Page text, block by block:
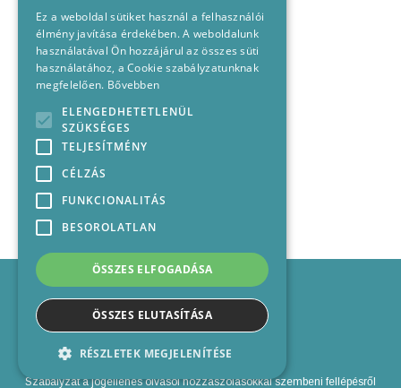
Impresszum
Médiajánlat
Felhasználási feltételek
Kapcsolat
Szabályzat a jogellenes olvasói hozzászólásokkal szembeni fellépésről
Ez a weboldal sütiket használ a felhasználói
élmény javítása érdekében. A weboldalunk
használatával Ön hozzájárul az összes süti
használatához, a Cookie szabályzatunknak
megfelelően. Bővebben
ELENGEDHETETLENÜL
SZÜKSÉGES
TELJESÍTMÉNY
CÉLZÁS
FUNKCIONALITÁS
BESOROLATLAN
ÖSSZES ELFOGADÁSA
ÖSSZES ELUTASÍTÁSA
RÉSZLETEK MEGJELENÍTÉSE